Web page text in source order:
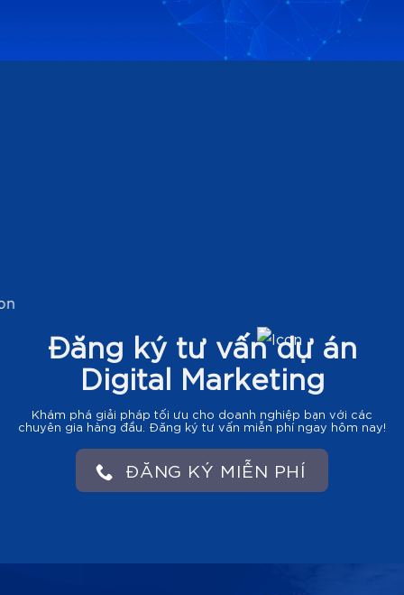
Đăng ký tư vấn dự án
Digital Marketing
Khám phá giải pháp tối ưu cho doanh nghiệp bạn với các
chuyên gia hàng đầu. Đăng ký tư vấn miễn phí ngay hôm nay!
ĐĂNG KÝ MIỄN PHÍ